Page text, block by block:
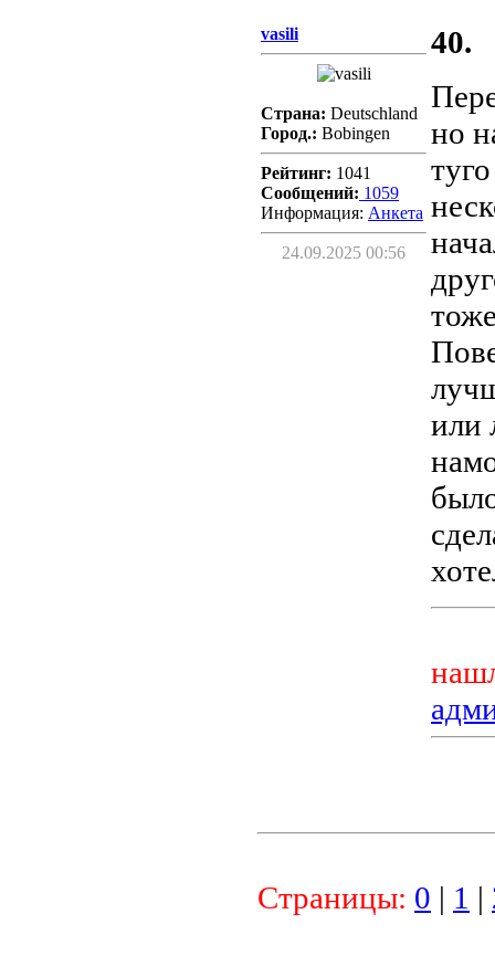
vasili
Страна: Deutschland
Город.: Bobingen
Рейтинг: 1041
Сообщений: 1059
Информация: Aнкета
24.09.2025 00:56
40.
но
или
Страницы: 0 | 1 |